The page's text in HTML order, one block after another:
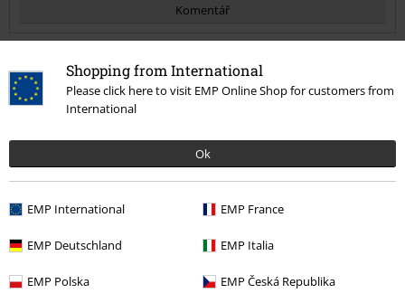
Shopping from International
Please click here to visit EMP Online Shop for customers from
International
Ok
EMP International EMP France
EMP Deutschland EMP Italia
EMP Polska EMP Česká Republika
Komentář
štefan k.
1 Hodnocení
Výška postavy v metrech: 1,89
Zakoupena velikost: 4XL
ing